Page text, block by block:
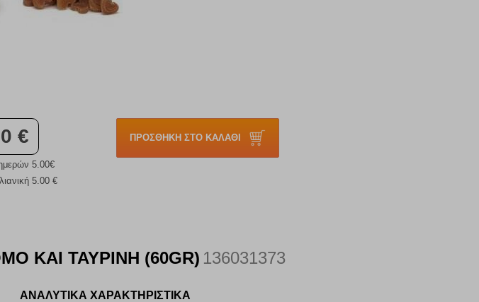
€
5.00€
5.00 €
ΠΡΟΣΘΗΚΗ ΣΤΟ ΚΑΛΑΘΙ
ΚΑΙ ΤΑΥΡΙΝΗ (60GR) 136031373
ΑΝΑΛΥΤΙΚΑ ΧΑΡΑΚΤΗΡΙΣΤΙΚΑ